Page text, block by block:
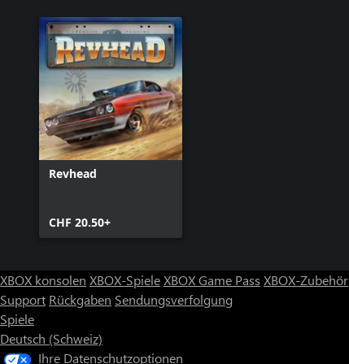
Revhead
CHF 20.50+
XBOX konsolen XBOX-SpieleXBOX Game Pass XBOX-Zubehör
Support Rückgaben Sendungsverfolgung
Spiele
Deutsch (Schweiz)
Ihre Datenschutzoptionen